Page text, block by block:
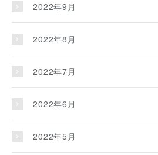
2022年9月
2022年8月
2022年7月
2022年6月
2022年5月